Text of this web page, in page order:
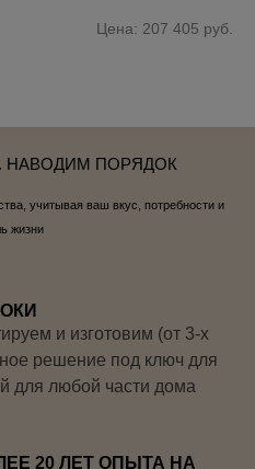
Цена: 207 405 руб.
НАВОДИМ ПОРЯДОК
учитывая ваш вкус, потребности и
жизни
и изготовим (от 3-х
решение под ключ для
для любой части дома
20 ЛЕТ ОПЫТА НА